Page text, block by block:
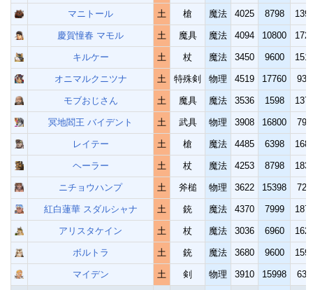
マニトール 土 槍 魔法 4025 8798
慶賀憧春 マモル 土 魔具 魔法 4094 10800
キルケー 土 杖 魔法 3450 9600
オニマルクニツナ 土 特殊剣 物理 4519 17760
モブおじさん 土 魔具 魔法 3536 1598
冥地閻王 バイデント 土 武具 物理 3908 16800
レイテー 土 槍 魔法 4485 6398
ヘーラー 土 杖 魔法 4253 8798
ニチョウハンプ 土 斧槌 物理 3622 15398
紅白蓮華 スダルシャナ 土 銃 魔法 4370 7999
アリスタケイン 土 杖 魔法 3036 6960
ボルトラ 土 銃 魔法 3680 9600
マイデン 土 剣 物理 3910 15998